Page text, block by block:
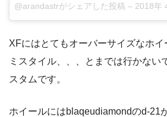
@arandastrがシェアした投稿 – 2018年 4
XFにはとてもオーバーサイズなホ
ミスタイル、、、とまでは行かない
スタムです。
ホイールにはblaqeudiamondのd-21